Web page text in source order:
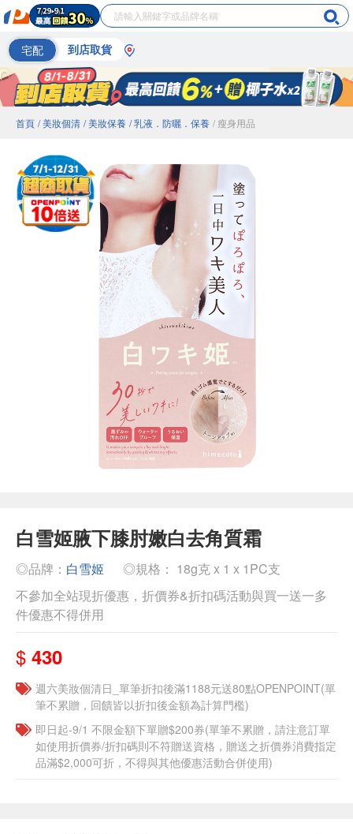
宅配 到店取貨
首頁 / 美妝個清 / 美妝保養 / 乳液．防曬．保養 / 瘦身用品
白雪姬腋下膝肘嫩白去角質霜
◎品牌： 白雪姬
◎規格： 18g克 x 1 x 1PC支
不參加全站現折優惠，折價券&折扣碼活動與買一送一多
件優惠不得併用
$ 430
週六美妝個清日_單筆折扣後滿1188元送80點OPENPOINT(單
筆不累贈，回饋皆以折扣後金額為計算門檻)
即日起-9/1 不限金額下單贈$200券(單筆不累贈，請注意訂單
如使用折價券/折扣碼則不符贈送資格，贈送之折價券消費指定
品滿$2,000可折，不得與其他優惠活動合併使用)